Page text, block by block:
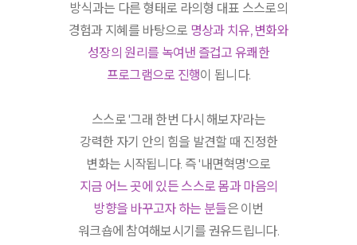
방식과는 다른 형태로 라의형 대표 스스로의
경험과 지혜를 바탕으로 명상과 치유, 변화와
성장의 원리를 녹여낸 즐겁고 유쾌한
프로그램으로 진행이 됩니다.
스스로 '그래 한번 다시 해보자'라는
강력한 자기 안의 힘을 발견할 때 진정한
변화는 시작됩니다. 즉 '내면혁명'으로
지금 어느 곳에 있든 스스로 몸과 마음의
방향을 바꾸고자 하는 분들은 이번
워크숍에 참여해보시기를 권유드립니다.